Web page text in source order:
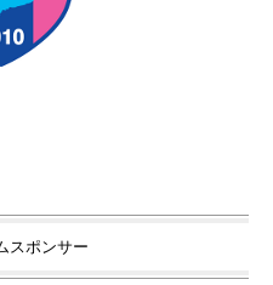
スポンサー